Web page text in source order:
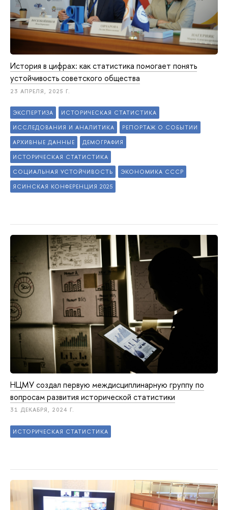
История в цифрах: как статистика помогает понять
устойчивость советского общества
23 АПРЕЛЯ, 2025 Г.
ЭКСПЕРТИЗА ИСТОРИЧЕСКАЯ СТАТИСТИКА
ИССЛЕДОВАНИЯ И АНАЛИТИКА РЕПОРТАЖ О СОБЫТИИ
АРХИВНЫЕ ДАННЫЕ ДЕМОГРАФИЯ
ИСТОРИЧЕСКАЯ СТАТИСТИКА
СОЦИАЛЬНАЯ УСТОЙЧИВОСТЬ ЭКОНОМИКА СССР
ЯСИНСКАЯ КОНФЕРЕНЦИЯ 2025
НЦМУ создал первую междисциплинарную группу по
вопросам развития исторической статистики
31 ДЕКАБРЯ, 2024 Г.
ИСТОРИЧЕСКАЯ СТАТИСТИКА